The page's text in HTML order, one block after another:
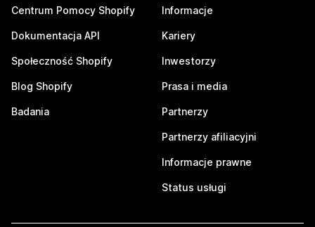
Centrum Pomocy Shopify
Dokumentacja API
Społeczność Shopify
Blog Shopify
Badania
Informacje
Kariery
Inwestorzy
Prasa i media
Partnerzy
Partnerzy afiliacyjni
Informacje prawne
Status usługi